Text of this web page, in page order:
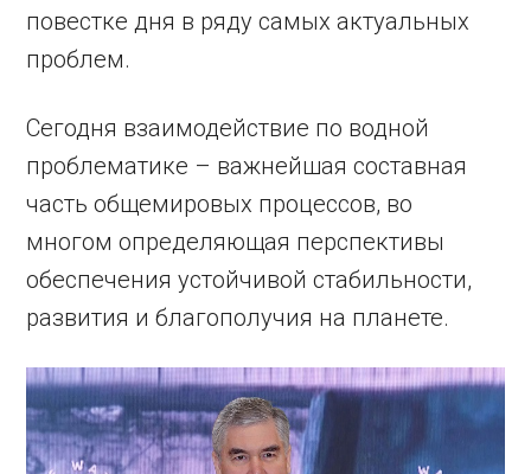
повестке дня в ряду самых актуальных
проблем.
Сегодня взаимодействие по ­водной
проблематике – важнейшая составная
часть общемировых процессов, во
многом определяющая перспективы
обеспечения устойчивой стабильности,
развития и благополучия на планете.